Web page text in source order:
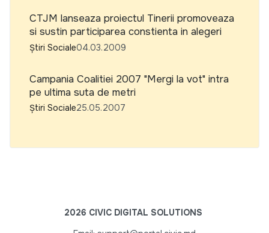
CTJM lanseaza proiectul Tinerii promoveaza
si sustin participarea constienta in alegeri
Știri Sociale04.03.2009
Campania Coalitiei 2007 "Mergi la vot" intra
pe ultima suta de metri
Știri Sociale25.05.2007
2026 CIVIC DIGITAL SOLUTIONS